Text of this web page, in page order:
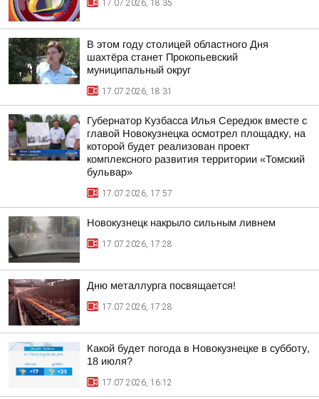
17.07.2026, 18:35
В этом году столицей областного Дня
шахтёра станет Прокопьевский
муниципальный округ
17.07.2026, 18:31
Губернатор Кузбасса Илья Середюк вместе с
главой Новокузнецка осмотрел площадку, на
которой будет реализован проект
комплексного развития территории «Томский
бульвар»
17.07.2026, 17:57
Новокузнецк накрыло сильным ливнем
17.07.2026, 17:28
Дню металлурга посвящается!
17.07.2026, 17:28
Какой будет погода в Новокузнецке в субботу,
18 июля?
17.07.2026, 16:12